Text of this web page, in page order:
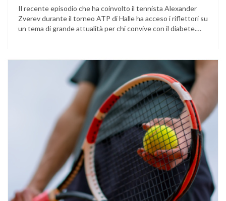
Il recente episodio che ha coinvolto il tennista Alexander
Zverev durante il torneo ATP di Halle ha acceso i riflettori su
un tema di grande attualità per chi convive con il diabete.
glucosio lo aveva portato …